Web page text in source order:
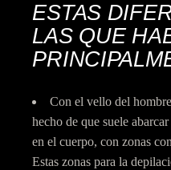
ESTAS
LAS QUE
Con el vello del
hecho de que suele
en el cuerpo, con zonas
Estas zonas para la